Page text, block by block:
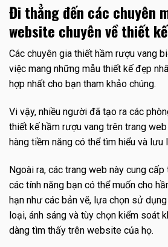
Đi thẳng đến các chuyên
website chuyên về thiết
Các chuyên gia thiết hầm rượu vang
việc mang những mẫu thiết kế đẹp
hợp nhất cho bạn tham khảo chúng.
Vi vậy, nhiều người đã tạo ra các
thiết kế hầm rượu vang trên trang
hàng tiềm năng có thể tìm hiểu và
Ngoài ra, các trang web này cung
các tính năng bạn có thể muốn cho
hạn như các bản vẽ, lựa chọn sử
loại, ánh sáng và tùy chọn kiểm soát
dàng tìm thấy trên website của họ.